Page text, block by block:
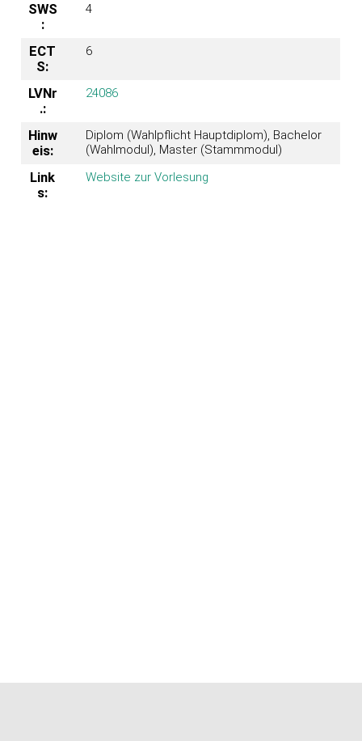
SWS
:
4
ECT
S:
6
LVNr
.:
24086
Hinw
eis:
Diplom (Wahlpflicht Hauptdiplom), Bachelor
(Wahlmodul), Master (Stammmodul)
Link
s:
Website zur Vorlesung